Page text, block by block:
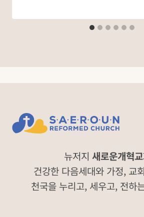
뉴저지 새로운개혁
건강한 다음세대와 가정, 교
천국을 누리고, 세우고, 전하